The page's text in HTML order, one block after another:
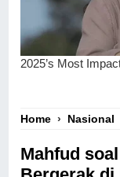
Home › Nasional
Mahfud